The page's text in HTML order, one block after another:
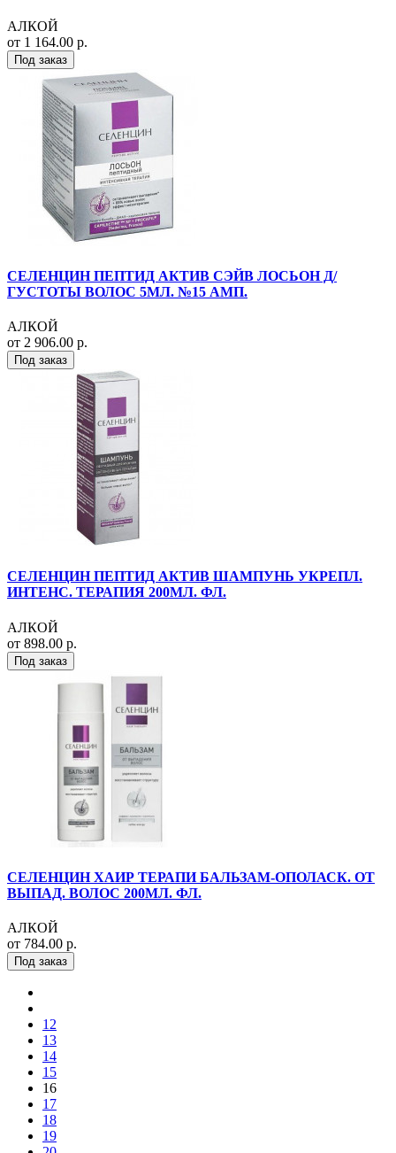
АЛКОЙ
от 1 164.00 р.
Под заказ
СЕЛЕНЦИН ПЕПТИД АКТИВ СЭЙВ ЛОСЬОН Д/
ГУСТОТЫ ВОЛОС 5МЛ. №15 АМП.
АЛКОЙ
от 2 906.00 р.
Под заказ
СЕЛЕНЦИН ПЕПТИД АКТИВ ШАМПУНЬ УКРЕПЛ.
ИНТЕНС. ТЕРАПИЯ 200МЛ. ФЛ.
АЛКОЙ
от 898.00 р.
Под заказ
СЕЛЕНЦИН ХАИР ТЕРАПИ БАЛЬЗАМ-ОПОЛАСК. ОТ
ВЫПАД. ВОЛОС 200МЛ. ФЛ.
АЛКОЙ
от 784.00 р.
Под заказ
12
13
14
15
16
17
18
19